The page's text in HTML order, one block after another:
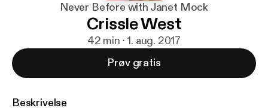
Never Before with Janet Mock
Crissle West
42 min · 1. aug. 2017
Prøv gratis
Beskrivelse